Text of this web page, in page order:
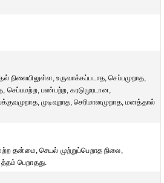
நிலையிலுள்ள, உருவாக்கப்படாத, செப்பமுறாத,
செப்பமற்ற, பண்பற்ற, கரடுமுரடான,
முடிவுறாத, செரிமானமுறாத, மனத்தால்
தன்மை, செயல் முற்றுப்பெறாத நிலை,
பெறாதது.